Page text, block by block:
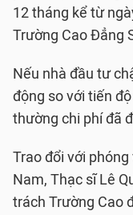
12 tháng kể từ
Trường Cao Đẳng
Nếu nhà đầu tư
động so với tiến
thường chi phí đã
Trao đổi với
Nam, Thạc sĩ Lê
trách Trường Cao